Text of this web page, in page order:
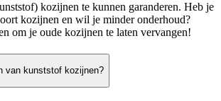
kozijnen te kunnen garanderen. Heb je
kozijnen en wil je minder onderhoud?
om je oude kozijnen te laten vervangen!
van kunststof kozijnen?